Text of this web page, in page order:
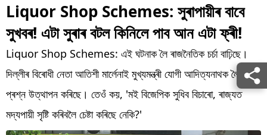
মনোৰঞ্জন
ব্যৱসায়
শিক্ষা
খেল
জীৱনশৈলী
Liquor Shop Schemes: সুৰাপায়ীৰ বাবে
সুখবৰ! এটা সুৰাৰ বটল কিনিলে পাব আন এটা ফ্ৰী!
Liquor Shop Schemes: এই ঘটনাক লৈ ৰাজনৈতিক চৰ্চা বাঢ়িছে।
দিল্লীৰ বিৰোধী নেতা আতিশী মাৰ্লেনাই মুখ্যমন্ত্ৰী যোগী আদিত্যনাথক লৈ
প্ৰশ্ন উত্থাপন কৰিছে। তেওঁ কয়, 'মই বিজেপিক সুধিব বিচাৰো, ৰাজ্যত
মদ্যপায়ী সৃষ্টি কৰিবলৈ চেষ্টা কৰিছে নেকি?'